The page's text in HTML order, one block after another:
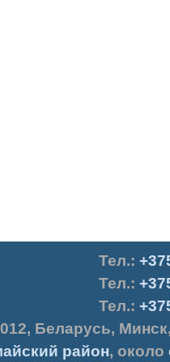
Тел.:
Тел.:
Тел.:
, Беларусь, Минск,
район, около